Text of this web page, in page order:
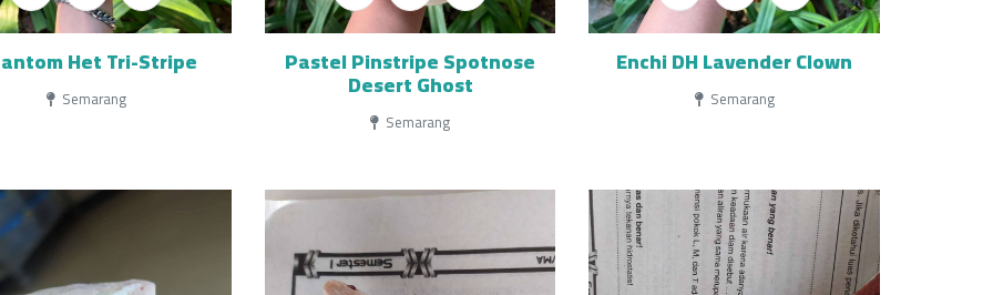
Het Tri-Stripe
Semarang
Pastel Pinstripe Spotnose
Desert Ghost
Semarang
Enchi DH Lavender Clown
Semarang